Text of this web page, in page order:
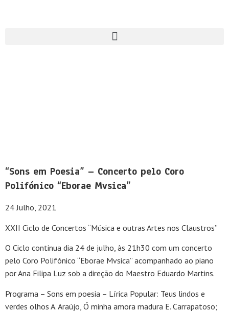
“Sons em Poesia” – Concerto pelo Coro
Polifónico “Eborae Mvsica”
24 Julho, 2021
XXII Ciclo de Concertos “Música e outras Artes nos Claustros”
O Ciclo continua dia 24 de julho, às 21h30 com um concerto
pelo Coro Polifónico “Eborae Mvsica” acompanhado ao piano
por Ana Filipa Luz sob a direção do Maestro Eduardo Martins.
Programa – Sons em poesia – Lírica Popular: Teus lindos e
verdes olhos A. Araújo, Ó minha amora madura E. Carrapatoso;